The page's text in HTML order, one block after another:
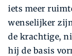
iets meer
wenselijker
de krachtige,
hij de basis